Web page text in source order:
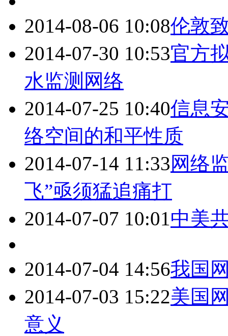
2014-08-06 10:08伦敦
2014-07-30 10:53官方
水监测 网络
2014-07-25 10:40信息
络空间的和平性质
2014-07-14 11:33网络
飞”亟须猛追痛打
2014-07-07 10:01中美
2014-07-04 14:56我国
2014-07-03 15:22美国
意义